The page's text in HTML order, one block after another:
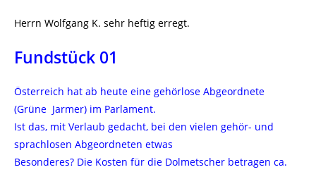
Herrn Wolfgang K. sehr heftig erregt.
Fundstück 01
Österreich hat ab heute eine gehörlose Abgeordnete
(Grüne Jarmer) im Parlament.
Ist das, mit Verlaub gedacht, bei den vielen gehör- und
sprachlosen Abgeordneten etwas
Besonderes? Die Kosten für die Dolmetscher betragen ca.